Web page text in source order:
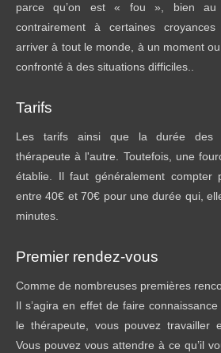
parce qu’on est « fou », bien
contrairement à certaines
arriver à tout le monde, à un moment ou
confronté à des situations difficiles..
Tarifs
Les tarifs ainsi que la durée des
thérapeute à l'autre. Toutefois, une
établie. Il faut généralement compter
entre 40€ et 70€ pour une durée qui,
minutes.
Premier rendez-vous
Comme de nombreuses premières
Il s’agira en effet de faire
le thérapeute, vous pouvez travailler
Vous pouvez vous attendre à ce qu’il